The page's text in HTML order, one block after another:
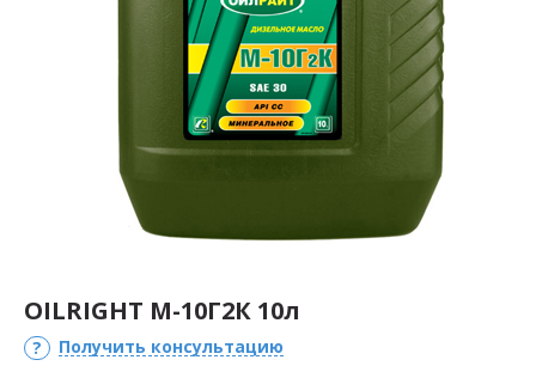
OILRIGHT М-10Г2К 10л
Получить консультацию